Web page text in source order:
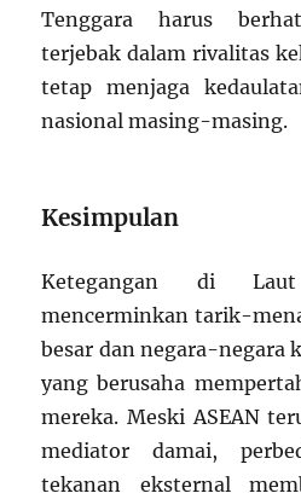
Tenggara harus
terjebak dalam rivalitas
tetap menjaga
nasional masing-masing.
Kesimpulan
Ketegangan di
mencerminkan tarik-
besar dan negara-negara
yang berusaha
mereka. Meski ASEAN
mediator damai,
tekanan eksternal